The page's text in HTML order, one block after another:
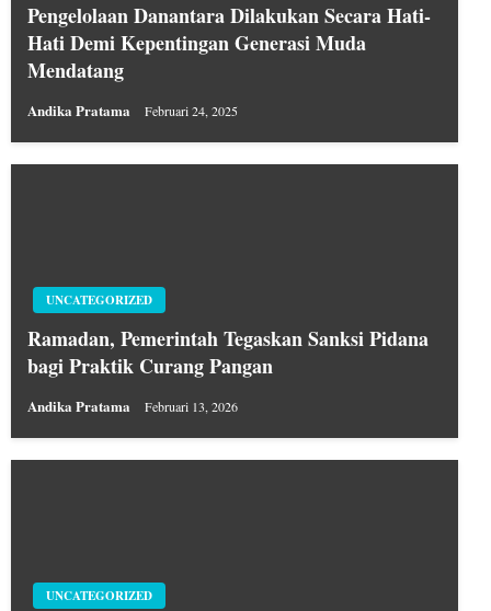
Pengelolaan Danantara Dilakukan Secara Hati-
Hati Demi Kepentingan Generasi Muda
Mendatang
Andika Pratama Februari 24, 2025
UNCATEGORIZED
Ramadan, Pemerintah Tegaskan Sanksi Pidana
bagi Praktik Curang Pangan
Andika Pratama Februari 13, 2026
UNCATEGORIZED